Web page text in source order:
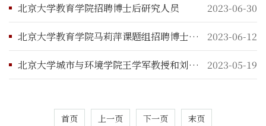
北京大学教育学院招聘博士后研究人员 2023-06-30
北京大学教育学院马莉萍课题组招聘博士后启事 2023-06-12
北京大学城市与环境学院王学军教授和刘茂甸研究员课题组招聘博士后研究人员启事 2023-05-19
首页 上一页 下一页 末页